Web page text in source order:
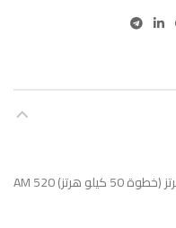
موالف نطاق الترددات FM 87 – 108 ميجا هرتز (خطوة 50 كيلو هرتز) AM 520